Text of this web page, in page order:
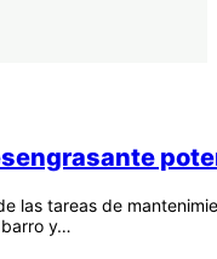
las tareas de
y…